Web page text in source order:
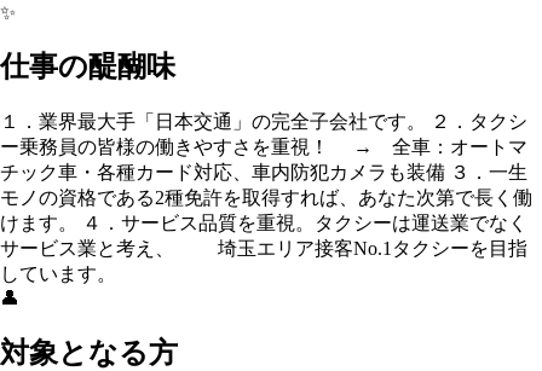
✨
仕事の醍醐味
１．業界最大手「日本交通」の完全子会社です。 ２．タクシ
ー乗務員の皆様の働きやすさを重視！ → 全車：オートマ
チック車・各種カード対応、車内防犯カメラも装備 ３．一生
モノの資格である2種免許を取得すれば、あなた次第で長く働
けます。 ４．サービス品質を重視。タクシーは運送業でなく
サービス業と考え、 埼玉エリア接客No.1タクシーを目指
しています。
👤
対象となる方